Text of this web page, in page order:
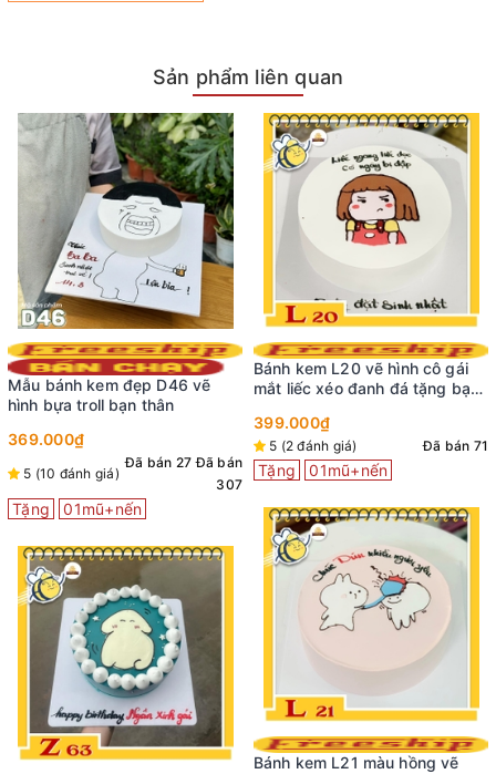
Sản phẩm liên quan
Mẫu bánh kem đẹp D46 vẽ
hình bựa troll bạn thân
369.000₫
5 (10 đánh giá)
Đã bán 27 Đã bán
307
Tặng 01mũ+nến
Bánh kem L20 vẽ hình cô gái
mắt liếc xéo đanh đá tặng bạn
399.000₫
5 (2 đánh giá) Đã bán 71
Tặng 01mũ+nến
Bánh kem L21 màu hồng vẽ